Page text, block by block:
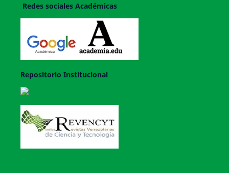
Redes sociales Académicas
Repositorio Institucional